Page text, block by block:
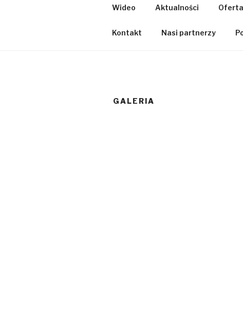
Wideo Aktualności Oferta
Kontakt Nasi partnerzy
GALERIA